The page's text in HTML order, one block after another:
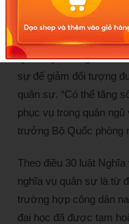
vào người cũng nhiều”,
Ông Giang cho biết,
Quân ủy T.Ư nghiên
sự để giảm đối tượng
quân sự. “Có thể tăng
phục vụ trong quân
trưởng Bộ Quốc phòng
Theo điều 30 luật
nghĩa vụ quân sự là từ
trường hợp công dân
đại học đã được tạm